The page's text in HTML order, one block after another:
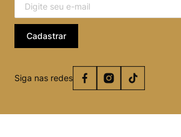
Cadastrar
Siga nas redes